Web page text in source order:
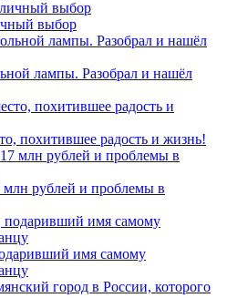
выбор
лампы. Разобрал и нашёл
похитившее радость и жизнь!
млн рублей и проблемы в
имя самому